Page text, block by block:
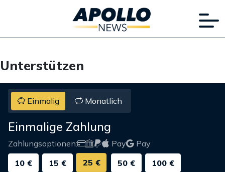
Unterstützen
Einmalig Monatlich
Einmalige Zahlung
Zahlungsoptionen: Pay
Pay
10 €
15 € 25 € 50 € 100 €